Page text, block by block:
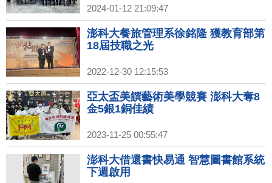
2024-01-12 21:09:47
澎科大餐旅管理系徐銘隆 獲教育部第
18屆技職之光
2022-12-30 12:15:53
亞太盃美饌藝術美學競賽 澎科大奪8
金5銀1銅佳績
2023-11-25 00:55:47
澎科大借還書快易通 智慧圖書館系統
下週啟用